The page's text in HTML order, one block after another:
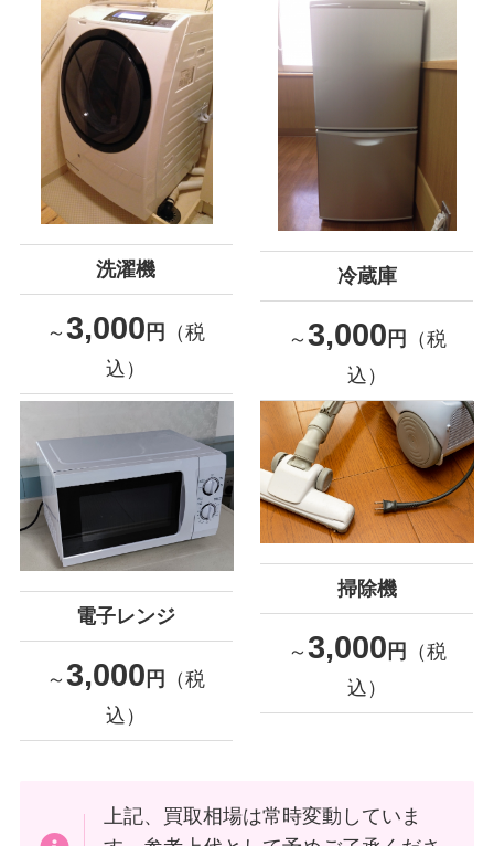
洗濯機
～3,000 円
（税
込）
冷蔵庫
～ 3,000 円
（税
込）
電子レンジ
～3,000 円
（税
込）
掃除機
～ 3,000 円
（税
込）
上記、買取相場は常時変動していま